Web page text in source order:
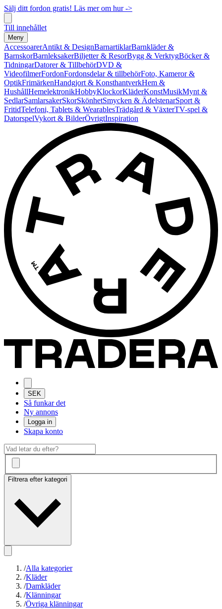
Sälj ditt fordon gratis! Läs mer om hur ->
Till innehållet
Meny
AccessoarerAntikt & DesignBarnartiklarBarnkläder &
BarnskorBarnleksakerBiljetter & ResorBygg & VerktygBöcker &
TidningarDatorer & TillbehörDVD &
VideofilmerFordonFordonsdelar & tillbehörFoto, Kameror &
OptikFrimärkenHandgjort & KonsthantverkHem &
HushållHemelektronikHobbyKlockorKläderKonstMusikMynt &
SedlarSamlarsakerSkorSkönhetSmycken & ÄdelstenarSport &
FritidTelefoni, Tablets & WearablesTrädgård & VäxterTV-spel &
DatorspelVykort & BilderÖvrigtInspiration
SEK
Så funkar det
Ny annons
Logga in
Skapa konto
Filtrera efter kategori
/Alla kategorier
/Kläder
/Damkläder
/Klänningar
/Övriga klänningar